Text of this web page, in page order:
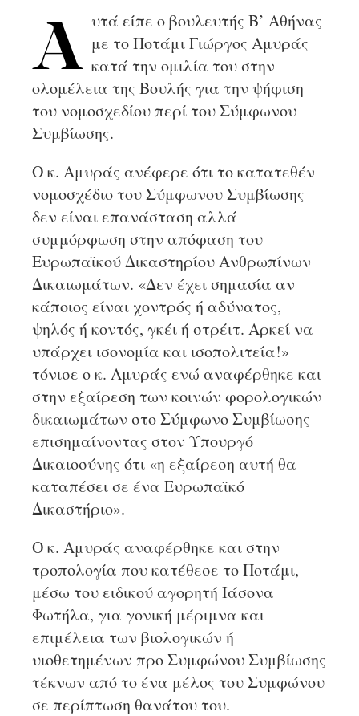
Α υτά είπε ο βουλευτής Β’ Αθήνας
με το Ποτάμι Γιώργος Αμυράς
κατά την ομιλία του στην
ολομέλεια της Βουλής για την ψήφιση
του νομοσχεδίου περί του Σύμφωνου
Συμβίωσης.
Ο κ. Αμυράς ανέφερε ότι το κατατεθέν
νομοσχέδιο του Σύμφωνου Συμβίωσης
δεν είναι επανάσταση αλλά
συμμόρφωση στην απόφαση του
Ευρωπαϊκού Δικαστηρίου Ανθρωπίνων
Δικαιωμάτων. «Δεν έχει σημασία αν
κάποιος είναι χοντρός ή αδύνατος,
ψηλός ή κοντός, γκέι ή στρέιτ. Αρκεί να
υπάρχει ισονομία και ισοπολιτεία!»
τόνισε ο κ. Αμυράς ενώ αναφέρθηκε και
στην εξαίρεση των κοινών φορολογικών
δικαιωμάτων στο Σύμφωνο Συμβίωσης
επισημαίνοντας στον Υπουργό
Δικαιοσύνης ότι «η εξαίρεση αυτή θα
καταπέσει σε ένα Ευρωπαϊκό
Δικαστήριο».
Ο κ. Αμυράς αναφέρθηκε και στην
τροπολογία που κατέθεσε το Ποτάμι,
μέσω του ειδικού αγορητή Ιάσονα
Φωτήλα, για γονική μέριμνα και
επιμέλεια των βιολογικών ή
υιοθετημένων προ Συμφώνου Συμβίωσης
τέκνων από το ένα μέλος του Συμφώνου
σε περίπτωση θανάτου του.